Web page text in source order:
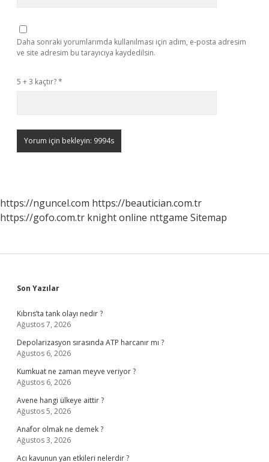
Daha sonraki yorumlarımda kullanılması için adım, e-posta adresim
ve site adresim bu tarayıcıya kaydedilsin.
5 + 3 kaçtır?*
https://nguncel.com https://beautician.com.tr
https://gofo.com.tr knight online nttgame Sitemap
Sidebar
Son Yazılar
Kıbrıs’ta tank olayı nedir ?
Ağustos 7, 2026
Depolarizasyon sırasında ATP harcanır mı ?
Ağustos 6, 2026
Kumkuat ne zaman meyve veriyor ?
Ağustos 6, 2026
Avene hangi ülkeye aittir ?
Ağustos 5, 2026
Anafor olmak ne demek ?
Ağustos 3, 2026
Acı kavunun yan etkileri nelerdir ?